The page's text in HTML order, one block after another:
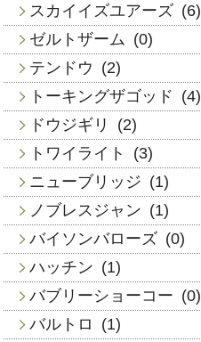
スカイイズユアーズ (6)
ゼルトザーム (0)
テンドウ (2)
トーキングザゴッド (4)
ドウジギリ
(2)
トワイライト
(3)
ニューブリッジ (1)
ノブレスジャン (1)
バイソンバローズ (0)
ハッチン (1)
バブリーショーコー (0)
バルトロ
(1)